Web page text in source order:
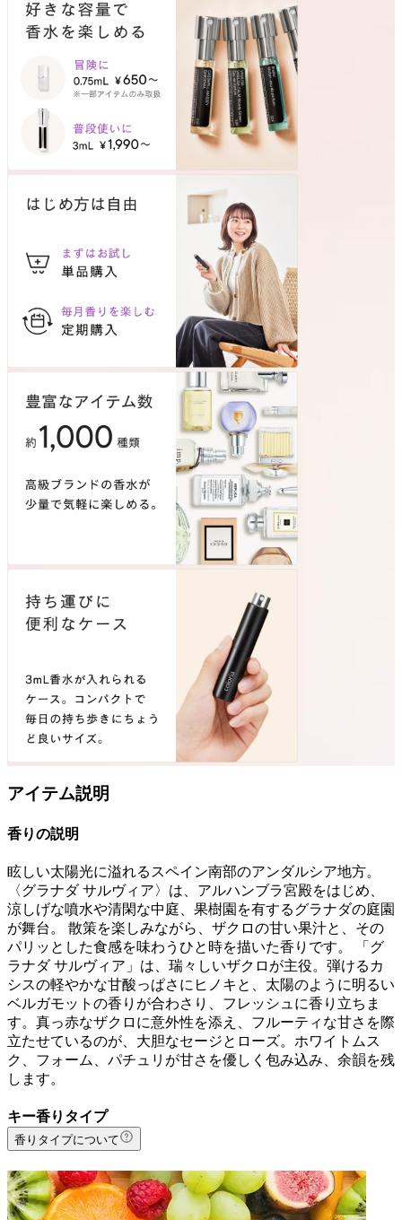
アイテム説明
香りの説明
眩しい太陽光に溢れるスペイン南部のアンダルシア地方。
〈グラナダ サルヴィア〉は、アルハンブラ宮殿をはじめ、
涼しげな噴水や清閑な中庭、果樹園を有するグラナダの庭園
が舞台。 散策を楽しみながら、ザクロの甘い果汁と、その
パリッとした食感を味わうひと時を描いた香りです。 「グ
ラナダ サルヴィア」は、瑞々しいザクロが主役。弾けるカ
シスの軽やかな甘酸っぱさにヒノキと、太陽のように明るい
ベルガモットの香りが合わさり、フレッシュに香り立ちま
す。真っ赤なザクロに意外性を添え、フルーティな甘さを際
立たせているのが、大胆なセージとローズ。ホワイトムス
ク、フォーム、パチュリが甘さを優しく包み込み、余韻を残
します。
キー香りタイプ
香りタイプについて